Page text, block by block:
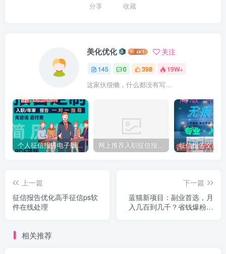
分享 收藏
美化优化 关注
145 0 398 19W+
这家伙很懒，什么都没有写...
个人征信报告电子版PDF如何完美无痕修改 网上推荐入职征信报告pdf无痕修改介绍制作
上一篇
征信报告优化高手征信ps软
件在线处理
下一篇
蓝猫新项目：副业首选，月
入几百到几千？省钱爆粉生
相关推荐